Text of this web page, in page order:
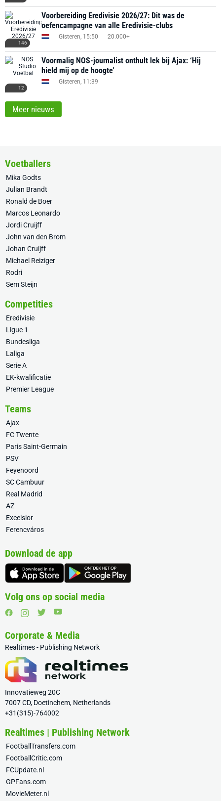
146
Voorbereiding Eredivisie 2026/27: Dit was de
oefencampagne van alle Eredivisie-clubs
Gisteren, 15:50 20.000+
12
Voormalig NOS-journalist onthult lek bij Ajax: ‘Hij
hield mij op de hoogte'
Gisteren, 11:39
Meer nieuws
Voetballers
Mika Godts
Julian Brandt
Ronald de Boer
Marcos Leonardo
Jordi Cruijff
John van den Brom
Johan Cruijff
Michael Reiziger
Rodri
Sem Steijn
Competities
Eredivisie
Ligue 1
Bundesliga
Laliga
Serie A
EK-kwalificatie
Premier League
Teams
Ajax
FC Twente
Paris Saint-Germain
PSV
Feyenoord
SC Cambuur
Real Madrid
AZ
Excelsior
Ferencváros
Download de app
Volg ons op social media
Corporate & Media
Realtimes - Publishing Network
Innovatieweg 20C
7007 CD, Doetinchem, Netherlands
+31(315)-764002
Realtimes | Publishing Network
FootballTransfers.com
FootballCritic.com
FCUpdate.nl
GPFans.com
MovieMeter.nl